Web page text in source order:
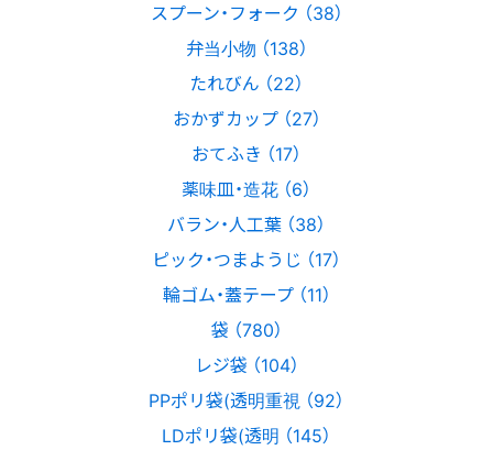
スプーン・フォーク （38）
弁当小物 （138）
たれびん （22）
おかずカップ （27）
おてふき （17）
薬味皿・造花 （6）
バラン・人工葉 （38）
ピック・つまようじ （17）
輪ゴム・蓋テープ （11）
袋 （780）
レジ袋 （104）
PPポリ袋(透明重視 （92）
LDポリ袋(透明 （145）